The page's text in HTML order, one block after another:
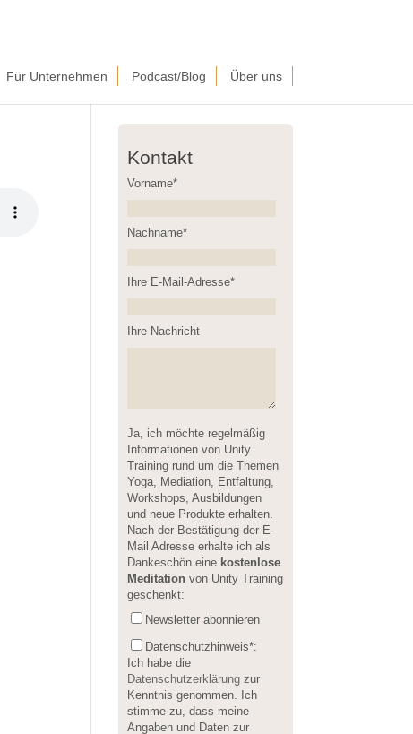
Für Unternehmen Podcast/Blog Über uns
Kontakt
Vorname*
Nachname*
Please leave this field empty.
Ihre E-Mail-Adresse*
Ihre Nachricht
Please leave this field empty.
Ja, ich möchte regelmäßig
Informationen von Unity
Training rund um die Themen
Yoga, Mediation, Entfaltung,
Workshops, Ausbildungen
und neue Produkte erhalten.
Nach der Bestätigung der E-
Mail Adresse erhalte ich als
Dankeschön eine kostenlose
Meditation von Unity Training
geschenkt:
Newsletter abonnieren
Datenschutzhinweis*:
Ich habe die
Datenschutzerklärung zur
Kenntnis genommen. Ich
stimme zu, dass meine
Angaben und Daten zur